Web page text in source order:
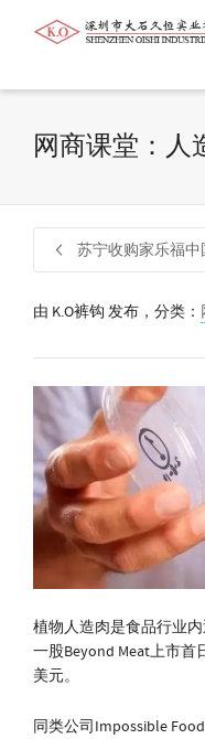
帮我查找新的
网商课堂：人
苏宁收购家乐福中
由 K.O裤钩 发布，分类：
植物人造肉是食品行业
一股Beyond Meat上市首
美元。
同类公司Impossible